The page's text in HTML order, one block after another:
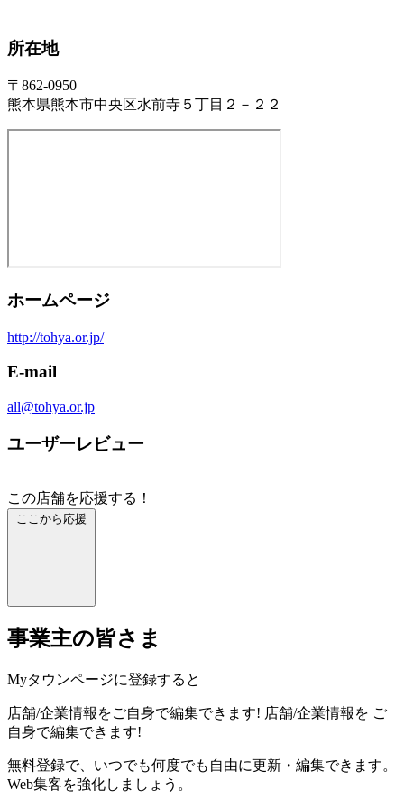
所在地
〒862-0950
熊本県熊本市中央区水前寺５丁目２－２２
ホームページ
http://tohya.or.jp/
E-mail
all@tohya.or.jp
ユーザーレビュー
この店舗を応援する！
ここから応援
事業主の皆さま
Myタウンページに登録すると
店舗/企業情報をご自身で編集できます! 店舗/企業情報を ご
自身で編集できます!
無料登録で、いつでも何度でも自由に更新・編集できます。
Web集客を強化しましょう。